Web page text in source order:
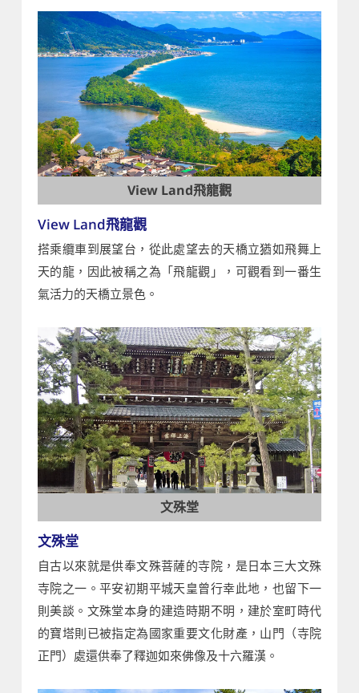
View Land飛龍觀
View Land飛龍觀
搭乘纜車到展望台，從此處望去的天橋立猶如飛舞上
天的龍，因此被稱之為「飛龍觀」，可觀看到一番生
氣活力的天橋立景色。
文殊堂
文殊堂
自古以來就是供奉文殊菩薩的寺院，是日本三大文殊
寺院之一。平安初期平城天皇曾行幸此地，也留下一
則美談。文殊堂本身的建造時期不明，建於室町時代
的寶塔則已被指定為國家重要文化財產，山門（寺院
正門）處還供奉了釋迦如來佛像及十六羅漢。